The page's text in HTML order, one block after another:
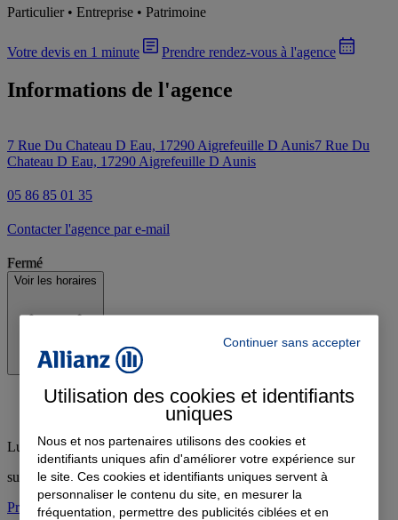
Particulier • Entreprise • Patrimoine
Votre devis en 1 minute Prendre rendez-vous à l'agence
Informations de l'agence
7 Rue Du Chateau D Eau, 17290 Aigrefeuille D Aunis7 Rue Du
Chateau D Eau, 17290 Aigrefeuille D Aunis
05 86 85 01 35
Contacter l'agence par e-mail
Fermé
Voir les horaires
Lundi: Fermé
sur la paking de l'intermarché
Prendre rendez-vous à l'agence
Continuer sans accepter
Utilisation des cookies et identifiants
uniques
Nous et nos partenaires utilisons des cookies et
identifiants uniques afin d'améliorer votre expérience sur
le site. Ces cookies et identifiants uniques servent à
personnaliser le contenu du site, en mesurer la
fréquentation, permettre des publicités ciblées et en